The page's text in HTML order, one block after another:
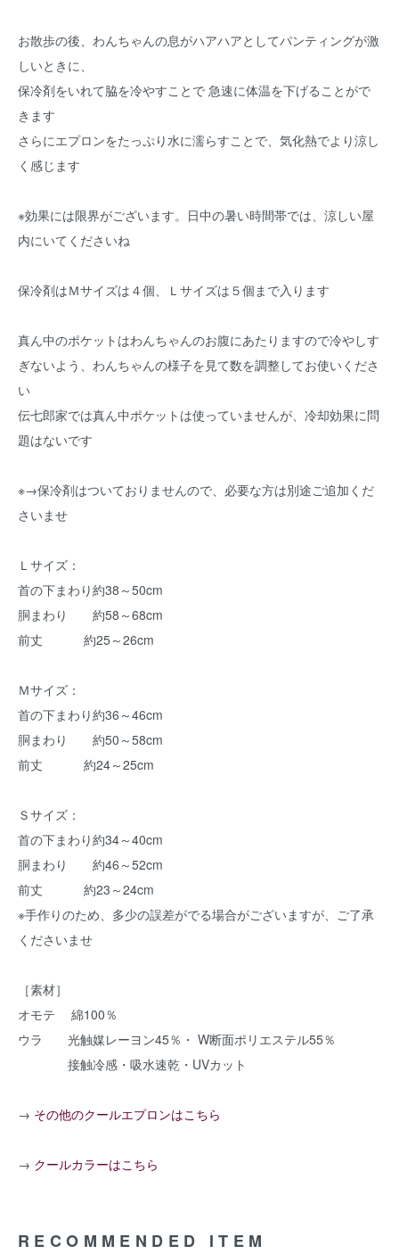
お散歩の後、わんちゃんの息がハアハアとしてパンティングが激
しいときに、
保冷剤をいれて脇を冷やすことで 急速に体温を下げることがで
きます
さらにエプロンをたっぷり水に濡らすことで、気化熱でより涼し
く感じます
※効果には限界がございます。日中の暑い時間帯では、涼しい屋
内にいてくださいね
保冷剤はＭサイズは４個、Ｌサイズは５個まで入ります
真ん中のポケットはわんちゃんのお腹にあたりますので冷やしす
ぎないよう、わんちゃんの様子を見て数を調整してお使いくださ
い
伝七郎家では真ん中ポケットは使っていませんが、冷却効果に問
題はないです
※→保冷剤はついておりませんので、必要な方は別途ご追加くだ
さいませ
Ｌサイズ：
首の下まわり約38～50cm
胴まわり 約58～68cm
前丈 約25～26cm
Ｍサイズ：
首の下まわり約36～46cm
胴まわり 約50～58cm
前丈 約24～25cm
Ｓサイズ：
首の下まわり約34～40cm
胴まわり 約46～52cm
前丈 約23～24cm
※手作りのため、多少の誤差がでる場合がございますが、ご了承
くださいませ
［素材］
オモテ 綿100％
ウラ 光触媒レーヨン45％・ W断面ポリエステル55％
接触冷感・吸水速乾・UVカット
→ その他のクールエプロンはこちら
→ クールカラーはこちら
RECOMMENDED ITEM